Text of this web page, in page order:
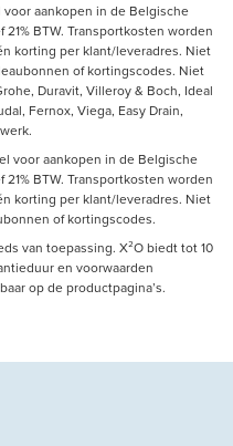
aankopen in de Belgische
BTW. Transportkosten worden
korting per klant/leveradres. Niet
of kortingscodes. Niet
Duravit, Villeroy & Boch, Ideal
Fernox, Viega, Easy Drain,
voor aankopen in de Belgische
BTW. Transportkosten worden
korting per klant/leveradres. Niet
of kortingscodes.
van toepassing. X²O biedt tot 10
en voorwaarden
op de productpagina’s.